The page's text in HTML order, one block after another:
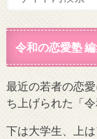
令和の恋愛塾
最近の若者の恋
ち上げられた「令
下は大学生、上